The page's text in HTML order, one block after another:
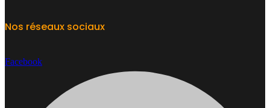
Nos réseaux sociaux
Facebook